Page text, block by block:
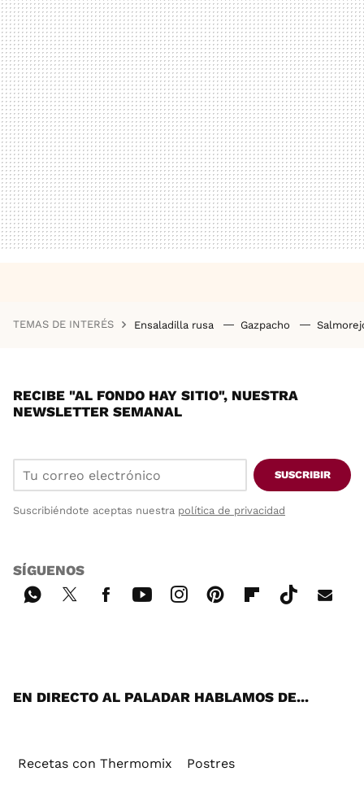
TEMAS DE INTERÉS Ensaladilla rusa Gazpacho
RECIBE "AL FONDO HAY SITIO", NUESTRA
NEWSLETTER SEMANAL
SUSCRIBIR
Suscribiéndote aceptas nuestra política de privacidad
SÍGUENOS
EN DIRECTO AL PALADAR HABLAMOS DE...
Recetas con Thermomix Postres